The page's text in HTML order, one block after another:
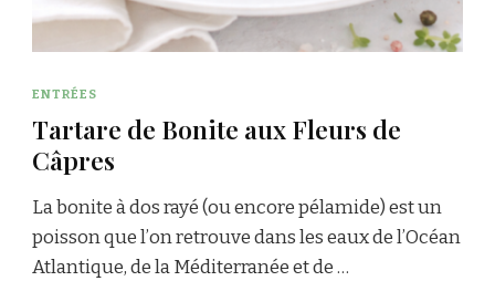
ENTRÉES
Tartare de Bonite aux Fleurs de
Câpres
La bonite à dos rayé (ou encore pélamide) est un
poisson que l’on retrouve dans les eaux de l’Océan
Atlantique, de la Méditerranée et de …